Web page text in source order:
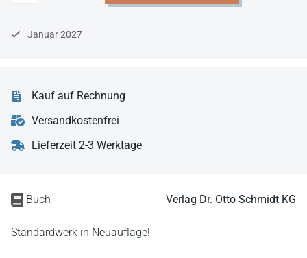
Buch Verlag Dr. Otto Schmidt KG
Standardwerk in Neuauflage!
Januar 2027
Kauf auf Rechnung
Versandkostenfrei
Lieferzeit 2-3 Werktage